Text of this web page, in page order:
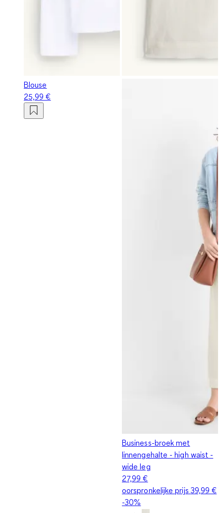
Blouse
25,99 €
Business-broek met
linnengehalte - high waist -
wide leg
27,99 €
oorspronkelijke prijs 39,99 €
-30%